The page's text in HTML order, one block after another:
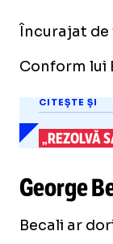
Încurajat de
Conform lui
CITEȘTE ȘI
„REZOLVĂ
George
Becali ar